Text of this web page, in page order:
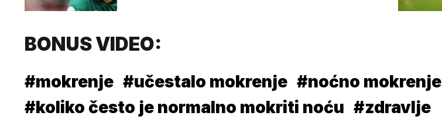
BONUS VIDEO:
#mokrenje #učestalo mokrenje #noćno mokrenje
#koliko često je normalno mokriti noću #zdravlje